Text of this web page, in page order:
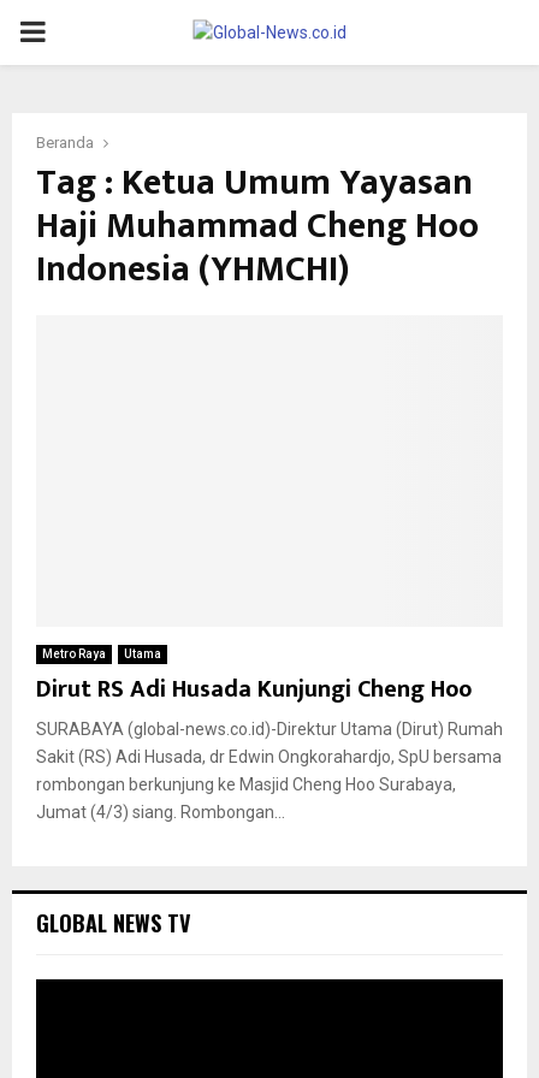
PRIMARY
Beranda
Tag : Ketua Umum Yayasan
Haji Muhammad Cheng Hoo
Indonesia (YHMCHI)
Metro Raya Utama
Dirut RS Adi Husada Kunjungi Cheng Hoo
SURABAYA (global-news.co.id)-Direktur Utama (Dirut) Rumah
Sakit (RS) Adi Husada, dr Edwin Ongkorahardjo, SpU bersama
rombongan berkunjung ke Masjid Cheng Hoo Surabaya,
Jumat (4/3) siang. Rombongan...
GLOBAL NEWS TV